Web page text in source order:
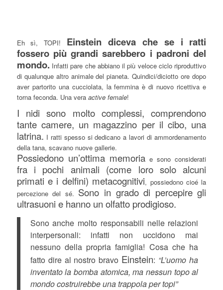
Eh sì, TOPI! Einstein diceva che se i ratti
fossero più grandi sarebbero i padroni del
mondo. Infatti pare che abbiano il più veloce ciclo riproduttivo
di qualunque altro animale del pianeta. Quindici/diciotto ore dopo
aver partorito una cucciolata, la femmina è di nuovo ricettiva e
torna feconda. Una vera active female!
I nidi sono molto complessi, comprendono
tante camere, un magazzino per il cibo, una
latrina. I ratti spesso si dedicano a lavori di ammordenamento
della tana, scavano nuove gallerie.
Possiedono un’ottima memoriae sono considerati
fra i pochi animali (come loro solo alcuni
primati e i delfini) metacognitivi, possiedono cioé la
percezione del sé. Sono in grado di percepire gli
ultrasuoni e hanno un olfatto prodigioso.
Sono anche molto responsabili nelle relazioni
interpersonali: infatti non uccidono mai
nessuno della propria famiglia! Cosa che ha
fatto dire al nostro bravo Einstein: “L’uomo ha
inventato la bomba atomica, ma nessun topo al
mondo costruirebbe una trappola per topi”